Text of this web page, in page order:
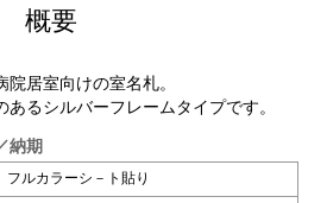
概要
居室向けの室名札。
あるシルバーフレームタイプです。
納期
フルカラーシ－ト貼り